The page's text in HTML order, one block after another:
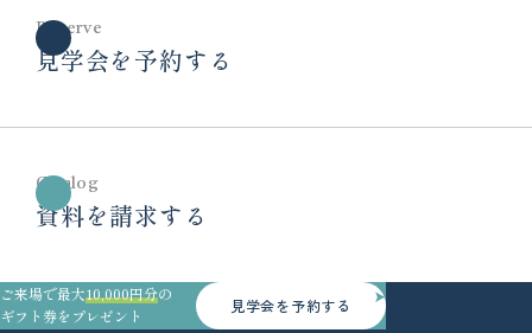
Reserve
見学会を予約する
Catalog
資料を請求する
ご来場で最大10,000円分の
ギフト券をプレゼント
見学会を予約する